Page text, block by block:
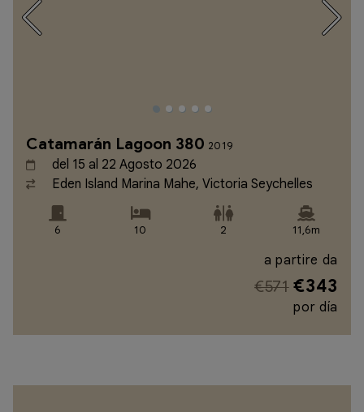
Catamarán Lagoon 380 2019
del 15 al 22 Agosto 2026
Eden Island Marina Mahe, Victoria Seychelles
6 10 2 11,6m
a partire da
€571 €343
por día